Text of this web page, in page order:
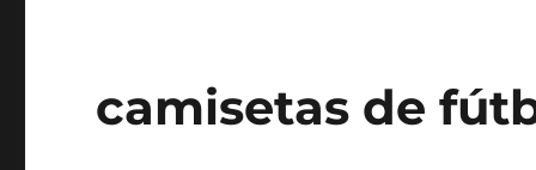
camisetas de